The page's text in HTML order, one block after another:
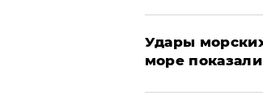
Удары
море